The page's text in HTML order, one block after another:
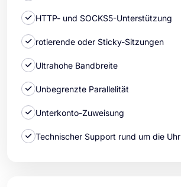
HTTP- und SOCKS5-Unterstützung
rotierende oder Sticky-Sitzungen
Ultrahohe Bandbreite
Unbegrenzte Parallelität
Unterkonto-Zuweisung
Technischer Support rund um die Uhr